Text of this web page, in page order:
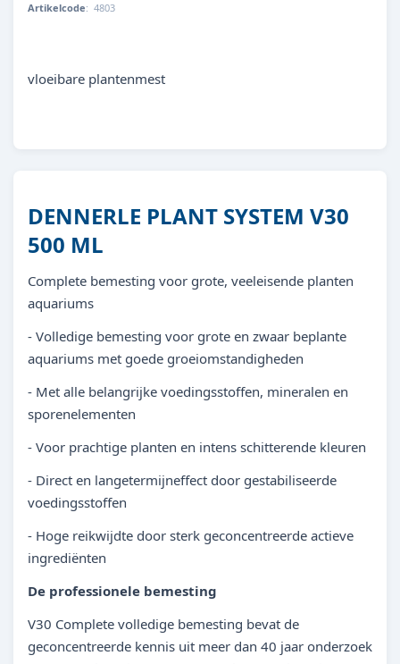
Artikelcode: 4803
vloeibare plantenmest
DENNERLE PLANT SYSTEM V30
500 ML
Complete bemesting voor grote, veeleisende planten
aquariums
- Volledige bemesting voor grote en zwaar beplante
aquariums met goede groeiomstandigheden
- Met alle belangrijke voedingsstoffen, mineralen en
sporenelementen
- Voor prachtige planten en intens schitterende kleuren
- Direct en langetermijneffect door gestabiliseerde
voedingsstoffen
- Hoge reikwijdte door sterk geconcentreerde actieve
ingrediënten
De professionele bemesting
V30 Complete volledige bemesting bevat de
geconcentreerde kennis uit meer dan 40 jaar onderzoek